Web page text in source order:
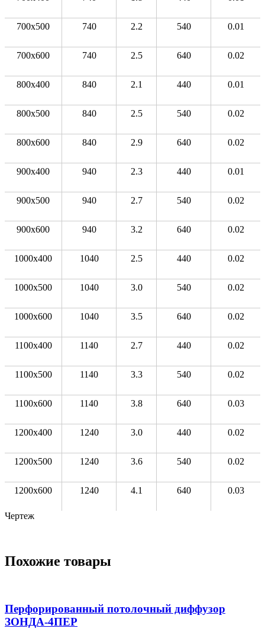
700x500 740 2.2 540 0.01
700x600 740 2.5 640 0.02
800x400 840 2.1 440 0.01
800x500 840 2.5 540 0.02
800x600 840 2.9 640 0.02
900x400 940 2.3 440 0.01
900x500 940 2.7 540 0.02
900x600 940 3.2 640 0.02
1000x400 1040 2.5 440 0.02
1000x500 1040 3.0 540 0.02
1000x600 1040 3.5 640 0.02
1100x400 1140 2.7 440 0.02
1100x500 1140 3.3 540 0.02
1100x600 1140 3.8 640 0.03
1200x400 1240 3.0 440 0.02
1200x500 1240 3.6 540 0.02
1200x600 1240 4.1 640 0.03
Чертеж
Похожие товары
Перфорированный потолочный диффузор
ЗОНДА-4ПЕР